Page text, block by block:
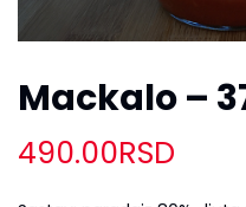
Mackalo –
490.00RSD